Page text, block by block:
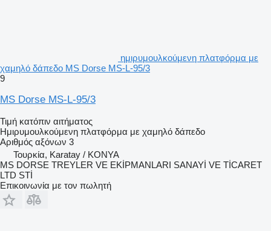
ημιρυμουλκούμενη πλατφόρμα με
χαμηλό δάπεδο MS Dorse MS-L-95/3
9
MS Dorse MS-L-95/3
Τιμή κατόπιν αιτήματος
Ημιρυμουλκούμενη πλατφόρμα με χαμηλό δάπεδο
Αριθμός αξόνων 3
Τουρκία, Karatay / KONYA
MS DORSE TREYLER VE EKİPMANLARI SANAYİ VE TİCARET
LTD STİ
Επικοινωνία με τον πωλητή